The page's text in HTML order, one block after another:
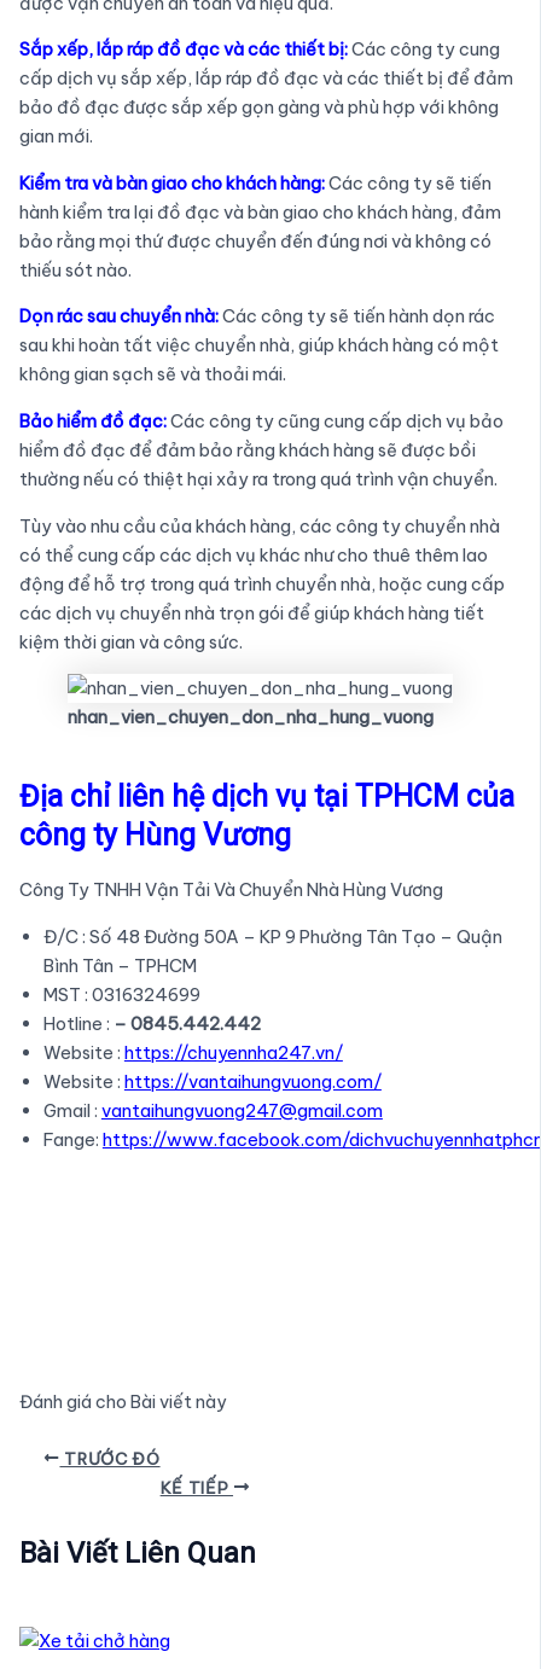
Sắp xếp, lắp ráp đồ đạc và các thiết bị:Các công ty cung
cấp dịch vụ sắp xếp, lắp ráp đồ đạc và các thiết bị để đảm
bảo đồ đạc được sắp xếp gọn gàng và phù hợp với không
gian mới.
Kiểm tra và bàn giao cho khách hàng:Các công ty sẽ tiến
hành kiểm tra lại đồ đạc và bàn giao cho khách hàng, đảm
bảo rằng mọi thứ được chuyển đến đúng nơi và không có
thiếu sót nào.
Dọn rác sau chuyển nhà:Các công ty sẽ tiến hành dọn rác
sau khi hoàn tất việc chuyển nhà, giúp khách hàng có một
không gian sạch sẽ và thoải mái.
Bảo hiểm đồ đạc:Các công ty cũng cung cấp dịch vụ bảo
hiểm đồ đạc để đảm bảo rằng khách hàng sẽ được bồi
thường nếu có thiệt hại xảy ra trong quá trình vận chuyển.
Tùy vào nhu cầu của khách hàng, các công ty chuyển nhà
có thể cung cấp các dịch vụ khác như cho thuê thêm lao
động để hỗ trợ trong quá trình chuyển nhà, hoặc cung cấp
các dịch vụ chuyển nhà trọn gói để giúp khách hàng tiết
kiệm thời gian và công sức.
nhan_vien_chuyen_don_nha_hung_vuong
Địa chỉ liên hệ dịch vụ tại TPHCM của
công ty Hùng Vương
Công Ty TNHH Vận Tải Và Chuyển Nhà Hùng Vương
Đ/C : Số 48 Đường 50A – KP 9 Phường Tân Tạo – Quận
Bình Tân – TPHCM
MST : 0316324699
Hotline : – 0845.442.442
Website : https://chuyennha247.vn/
Website : https://vantaihungvuong.com/
Gmail : vantaihungvuong247@gmail.com
Fange: https://www.facebook.com/
Đánh giá cho Bài viết này
Điều
viết
TRƯỚC ĐÓ
KẾ TIẾP
Bài Viết Liên Quan